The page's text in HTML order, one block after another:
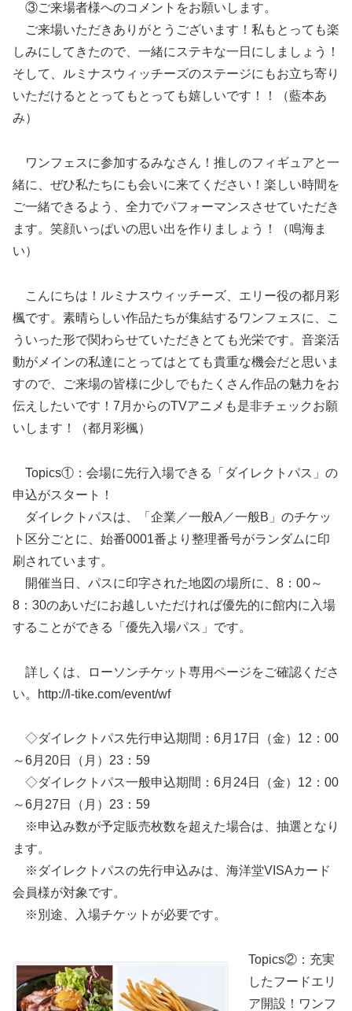
③ご来場者様へのコメントをお願いします。
ご来場いただきありがとうございます！私もとっても楽
しみにしてきたので、一緒にステキな一日にしましょう！
そして、ルミナスウィッチーズのステージにもお立ち寄り
いただけるととってもとっても嬉しいです！！（藍本あ
み）
ワンフェスに参加するみなさん！推しのフィギュアと一
緒に、ぜひ私たちにも会いに来てください！楽しい時間を
ご一緒できるよう、全力でパフォーマンスさせていただき
ます。笑顔いっぱいの思い出を作りましょう！（鳴海ま
い）
こんにちは！ルミナスウィッチーズ、エリー役の都月彩
楓です。素晴らしい作品たちが集結するワンフェスに、こ
ういった形で関わらせていただきとても光栄です。音楽活
動がメインの私達にとってはとても貴重な機会だと思いま
すので、ご来場の皆様に少しでもたくさん作品の魅力をお
伝えしたいです！7月からのTVアニメも是非チェックお願
いします！（都月彩楓）
Topics①：会場に先行入場できる「ダイレクトパス」の
申込がスタート！
ダイレクトパスは、「企業／一般A／一般B」のチケッ
ト区分ごとに、始番0001番より整理番号がランダムに印
刷されています。
開催当日、パスに印字された地図の場所に、8：00～
8：30のあいだにお越しいただければ優先的に館内に入場
することができる「優先入場パス」です。
詳しくは、ローソンチケット専用ページをご確認くださ
い。http://l-tike.com/event/wf
◇ダイレクトパス先行申込期間：6月17日（金）12：00
～6月20日（月）23：59
◇ダイレクトパス一般申込期間：6月24日（金）12：00
～6月27日（月）23：59
※申込み数が予定販売枚数を超えた場合は、抽選となり
ます。
※ダイレクトパスの先行申込みは、海洋堂VISAカード
会員様が対象です。
※別途、入場チケットが必要です。
Topics②：充実
したフードエリ
ア開設！ワンフ